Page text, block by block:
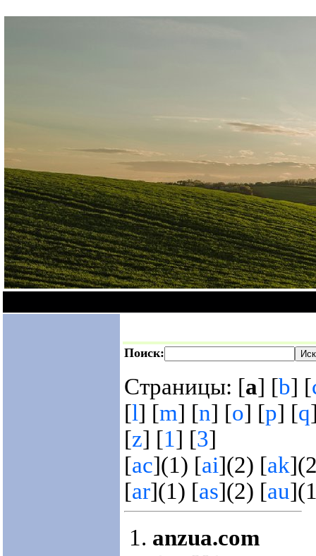
Поиск:
Страницы: [a] [b] [
[l] [m] [n] [o] [p] [q
[z] [1] [3]
[ac](1) [ai](2) [ak
[ar](1) [as](2) [au
anzua.com